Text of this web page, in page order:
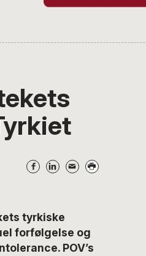
tyrkiske
forfølgelse og
POV’s